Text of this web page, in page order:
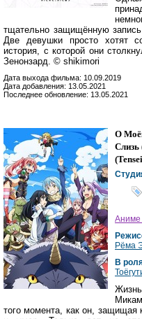
тщательно защищённую
Две девушки просто хотят
история, с которой они
Зенонзард. © shikimori
Дата выхода фильма: 10.09.2019
Дата добавления: 13.05.2021
Последнее обновление: 13.05.2021
О
Слизь
(
Аниме
Рёма
В
того момента, как он, защищая